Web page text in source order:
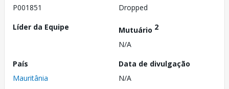
P001851
Dropped
Líder da Equipe
Mutuário 2
N/A
País
Mauritânia
Data de divulgação
N/A